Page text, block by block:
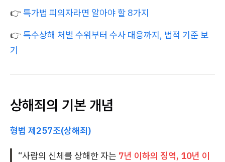
👉특가법 피의자라면 알아야 할 8가지
👉특수상해 처벌 수위부터 수사 대응까지, 법적 기준 보
기
상해죄의 기본 개념
형법 제257조(상해죄)
“사람의 신체를 상해한 자는 7년 이하의 징역, 10년 이